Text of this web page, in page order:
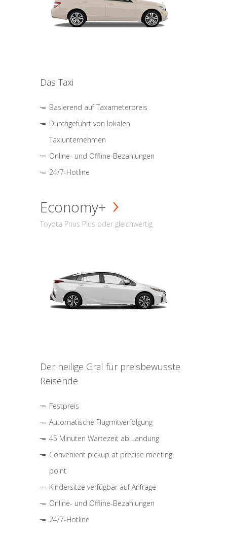
Das Taxi
Basierend auf Taxameterpreis
Durchgeführt von lokalen
Taxiunternehmen
Online- und Offline-Bezahlungen
24/7-Hotline
Economy+
Toyota Prius Plus oder gleichwertig
Der heilige Gral für preisbewusste
Reisende
Festpreis
Automatische Flugmitverfolgung
45 Minuten Wartezeit ab Landung
Convenient pickup at precise meeting
point
Kindersitze verfügbar auf Anfrage
Online- und Offline-Bezahlungen
24/7-Hotline